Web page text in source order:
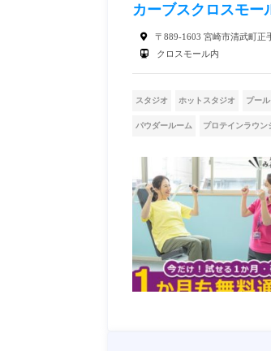
カーブスクロスモー
〒889-1603 宮崎市清武町
クロスモール内
スタジオ ホットスタジオ プール
パウダールーム プロテインラウン